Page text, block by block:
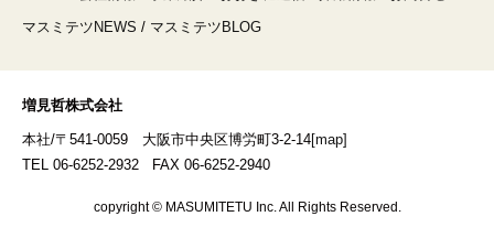
マスミテツNEWS / マスミテツBLOG
増見哲株式会社
本社/〒541-0059 大阪市中央区博労町3-2-14[map]
TEL 06-6252-2932 FAX 06-6252-2940
copyright © MASUMITETU Inc. All Rights Reserved.